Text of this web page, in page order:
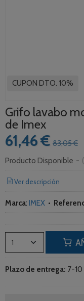
CUPON DTO. 10%
Grifo lavabo
de Imex
61,46 € 83,05 €
Producto Disponible -
Ver descripción
Marca: IMEX •
Plazo de entrega: 7-10